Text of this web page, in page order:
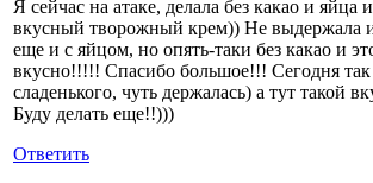
Я сейчас на атаке, делала без какао и яйца
вкусный творожный крем)) Не выдержала и
еще и с яйцом, но опять-таки без какао и
вкусно!!!!! Спасибо большое!!! Сегодня так
сладенького, чуть держалась) а тут такой
Буду делать еще!!)))
Ответить